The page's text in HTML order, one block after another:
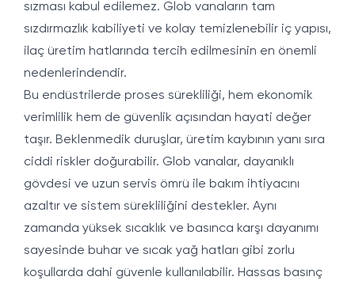
sızması kabul edilemez. Glob vanaların tam
sızdırmazlık kabiliyeti ve kolay temizlenebilir iç yapısı,
ilaç üretim hatlarında tercih edilmesinin en önemli
nedenlerindendir.
Bu endüstrilerde proses sürekliliği, hem ekonomik
verimlilik hem de güvenlik açısından hayati değer
taşır. Beklenmedik duruşlar, üretim kaybının yanı sıra
ciddi riskler doğurabilir. Glob vanalar, dayanıklı
gövdesi ve uzun servis ömrü ile bakım ihtiyacını
azaltır ve sistem sürekliliğini destekler. Aynı
zamanda yüksek sıcaklık ve basınca karşı dayanımı
sayesinde buhar ve sıcak yağ hatları gibi zorlu
koşullarda dahi güvenle kullanılabilir. Hassas basınç